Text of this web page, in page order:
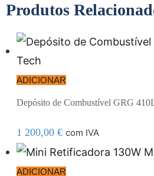
Produtos
ADICIONAR
Depósito de Combustível GRG
1 200,00 € com IVA
ADICIONAR